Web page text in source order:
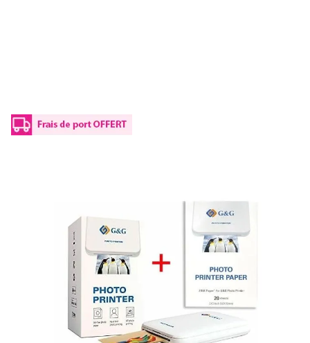
GG-PP023+GG-ZP023-20
Imprimante photo de poche G&G - Imprimante ZINK (Zero-Ink)
+ Pochette de 20 feuilles
79,91 € TTC
66,59 € HT